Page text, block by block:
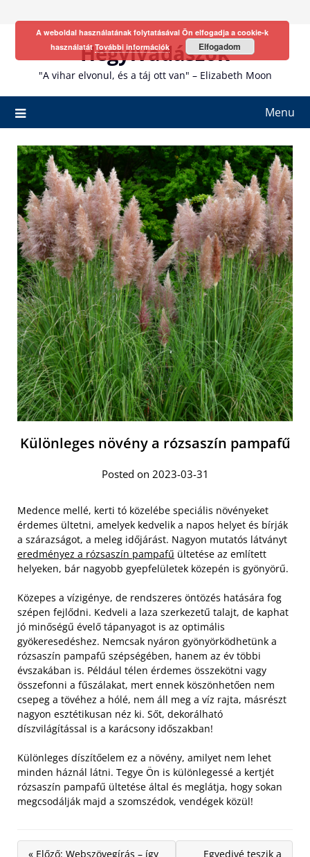
Hegyivadászok
"A vihar elvonul, és a táj ott van" – Elizabeth Moon
Menu
Különleges növény a rózsaszín pampafű
Posted on 2023-03-31
Medence mellé, kerti tó közelébe speciális növényeket
érdemes ültetni, amelyek kedvelik a napos helyet és bírják
a szárazságot, a meleg időjárást. Nagyon mutatós látványt
eredményez a rózsaszín pampafű ültetése az említett
helyeken, bár nagyobb gyepfelületek közepén is gyönyörű.
Közepes a vízigénye, de rendszeres öntözés hatására fog
szépen fejlődni. Kedveli a laza szerkezetű talajt, de kaphat
jó minőségű évelő tápanyagot is az optimális
gyökeresedéshez. Nemcsak nyáron gyönyörködhetünk a
rózsaszín pampafű szépségében, hanem az év többi
évszakában is. Például télen érdemes összekötni vagy
összefonni a fűszálakat, mert ennek köszönhetően nem
csepeg a tövéhez a hólé, nem áll meg a víz rajta, másrészt
nagyon esztétikusan néz ki. Sőt, dekorálható
díszvilágítással is a karácsony időszakban!
Különleges díszítőelem ez a növény, amilyet nem lehet
minden háznál látni. Tegye Ön is különlegessé a kertjét
rózsaszín pampafű ültetése által és meglátja, hogy sokan
megcsodálják majd a szomszédok, vendégek közül!
« Előző: Webszövegírás – így
Egyedivé teszik a
A weboldal használatának folytatásával Ön elfogadja a cookie-k
használatátTovábbi információk Elfogadom